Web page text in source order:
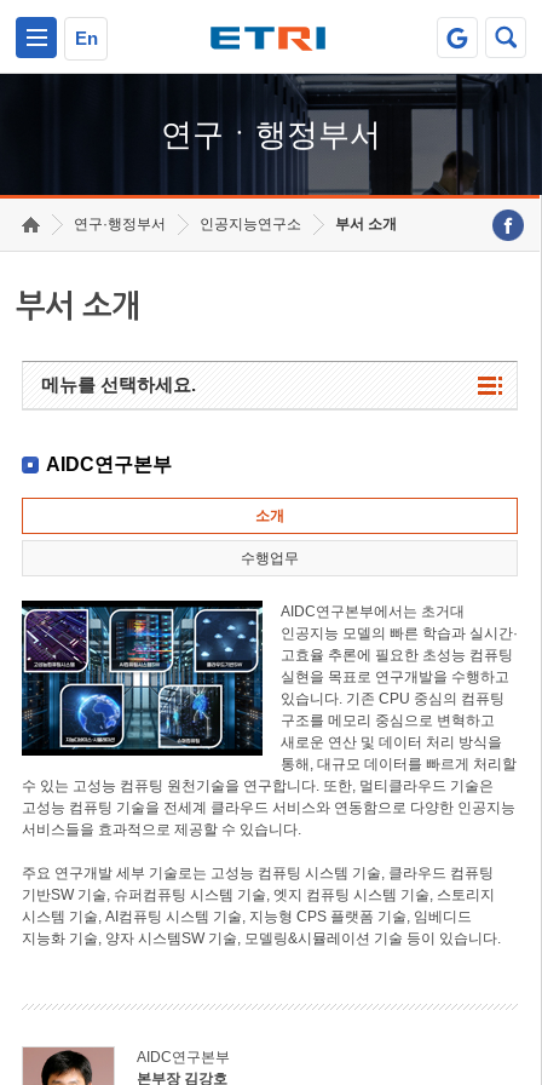
En
연구ㆍ행정부서
연구·행정부서 인공지능연구소 부서 소개
부서 소개
메뉴를 선택하세요.
AIDC연구본부
소개
수행업무
AIDC연구본부에서는 초거대
인공지능 모델의 빠른 학습과 실시간·
고효율 추론에 필요한 초성능 컴퓨팅
실현을 목표로 연구개발을 수행하고
있습니다. 기존 CPU 중심의 컴퓨팅
구조를 메모리 중심으로 변혁하고
새로운 연산 및 데이터 처리 방식을
통해, 대규모 데이터를 빠르게 처리할
수 있는 고성능 컴퓨팅 원천기술을 연구합니다. 또한, 멀티클라우드 기술은
고성능 컴퓨팅 기술을 전세계 클라우드 서비스와 연동함으로 다양한 인공지능
서비스들을 효과적으로 제공할 수 있습니다.
주요 연구개발 세부 기술로는 고성능 컴퓨팅 시스템 기술, 클라우드 컴퓨팅
기반SW 기술, 슈퍼컴퓨팅 시스템 기술, 엣지 컴퓨팅 시스템 기술, 스토리지
시스템 기술, AI컴퓨팅 시스템 기술, 지능형 CPS 플랫폼 기술, 임베디드
지능화 기술, 양자 시스템SW 기술, 모델링&시뮬레이션 기술 등이 있습니다.
AIDC연구본부
본부장 김강호